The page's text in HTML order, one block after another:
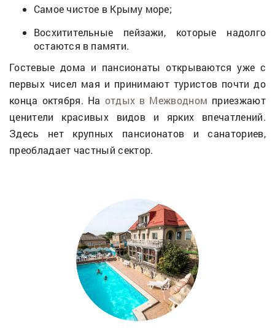
Самое чистое в Крыму море;
Восхитительные пейзажи, которые надолго
остаются в памяти.
Гостевые дома и пансионаты открываются уже с
первых чисел мая и принимают туристов почти до
конца октября. На отдых в Межводном приезжают
ценители красивых видов и ярких впечатлений.
Здесь нет крупных пансионатов и санаториев,
преобладает частный сектор.